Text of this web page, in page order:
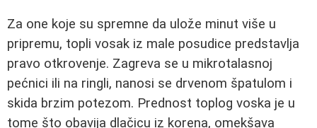
Za one koje su spremne da ulože minut više u
pripremu, topli vosak iz male posudice predstavlja
pravo otkrovenje. Zagreva se u mikrotalasnoj
pećnici ili na ringli, nanosi se drvenom špatulom i
skida brzim potezom. Prednost toplog voska je u
tome što obavija dlačicu iz korena, omekšava